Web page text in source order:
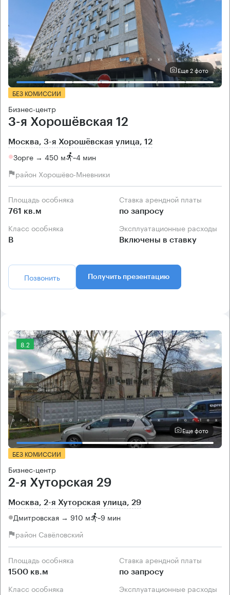
Еще 2 фото
БЕЗ КОМИССИИ
Бизнес-центр
3-я Хорошёвская 12
Москва, 3-я Хорошёвская улица, 12
Зорге → 450 м ~4 мин
район Хорошёво-Мневники
Площадь особняка
761 кв.м
Ставка арендной платы
по запросу
Класс особняка
B
Эксплуатационные расходы
Включены в ставку
Позвонить Получить презентацию
8.2
Еще фото
БЕЗ КОМИССИИ
Бизнес-центр
2-я Хуторская 29
Москва, 2-я Хуторская улица, 29
Дмитровская → 910 м ~9 мин
район Савёловский
Площадь особняка
1500 кв.м
Ставка арендной платы
по запросу
Класс особняка Эксплуатационные расходы